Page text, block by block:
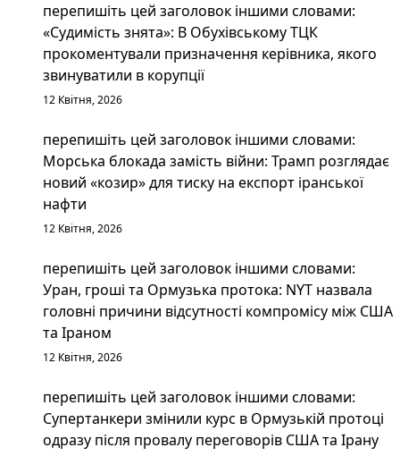
перепишіть цей заголовок іншими словами:
«Судимість знята»: В Обухівському ТЦК
прокоментували призначення керівника, якого
звинуватили в корупції
12 Квітня, 2026
перепишіть цей заголовок іншими словами:
Морська блокада замість війни: Трамп розглядає
новий «козир» для тиску на експорт іранської
нафти
12 Квітня, 2026
перепишіть цей заголовок іншими словами:
Уран, гроші та Ормузька протока: NYT назвала
головні причини відсутності компромісу між США
та Іраном
12 Квітня, 2026
перепишіть цей заголовок іншими словами:
Супертанкери змінили курс в Ормузькій протоці
одразу після провалу переговорів США та Ірану